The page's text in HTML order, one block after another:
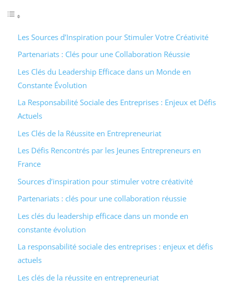
Les Sources d’Inspiration pour Stimuler Votre Créativité
Partenariats : Clés pour une Collaboration Réussie
Les Clés du Leadership Efficace dans un Monde en
Constante Évolution
La Responsabilité Sociale des Entreprises : Enjeux et Défis
Actuels
Les Clés de la Réussite en Entrepreneuriat
Les Défis Rencontrés par les Jeunes Entrepreneurs en
France
Sources d’inspiration pour stimuler votre créativité
Partenariats : clés pour une collaboration réussie
Les clés du leadership efficace dans un monde en
constante évolution
La responsabilité sociale des entreprises : enjeux et défis
actuels
Les clés de la réussite en entrepreneuriat